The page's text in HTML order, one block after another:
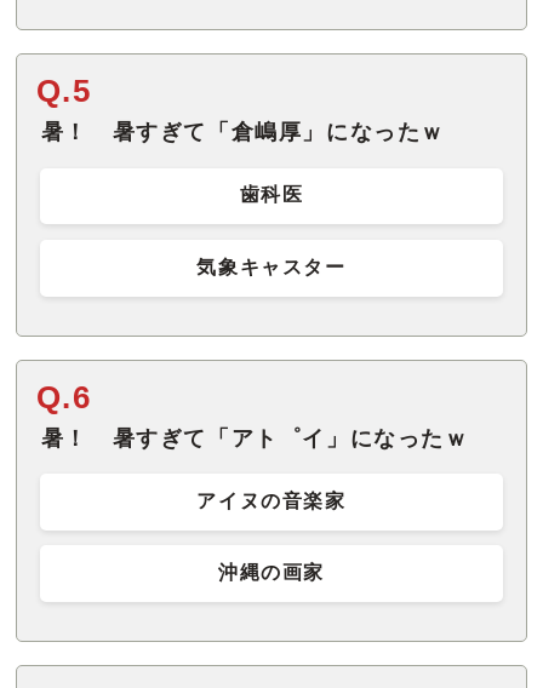
Q.5
暑！ 暑すぎて「倉嶋厚」になったｗ
歯科医
気象キャスター
Q.6
暑！ 暑すぎて「アト゜イ」になったｗ
アイヌの音楽家
沖縄の画家